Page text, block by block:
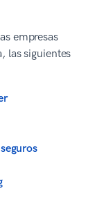
empresas
las siguientes